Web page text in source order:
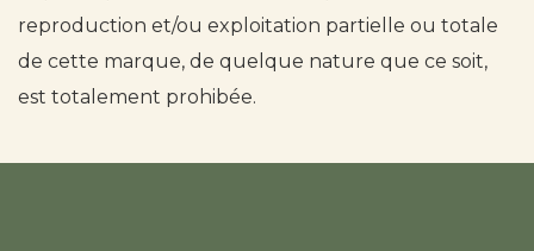
reproduction et/ou exploitation partielle ou totale
de cette marque, de quelque nature que ce soit,
est totalement prohibée.